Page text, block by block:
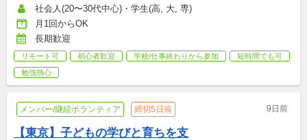
社会人(20〜30代中心)・学生(高, 大, 専)
月1回からOK
長期歓迎
リモート可 初心者歓迎 学校/仕事終わりから参加
短時間でも可
勉強熱心
メンバー/継続ボランティア 締切5日前 9日前
【東京】子どもの学びと育ちを支